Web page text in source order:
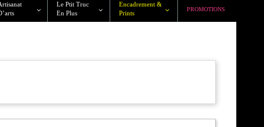
Le Ptit Truc
En Plus
Encadrement &
Prints
PROMOTIONS